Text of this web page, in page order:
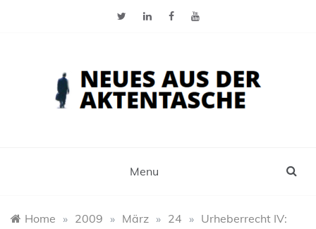
Menu
Home » 2009 » März » 24 » Urheberrecht IV: